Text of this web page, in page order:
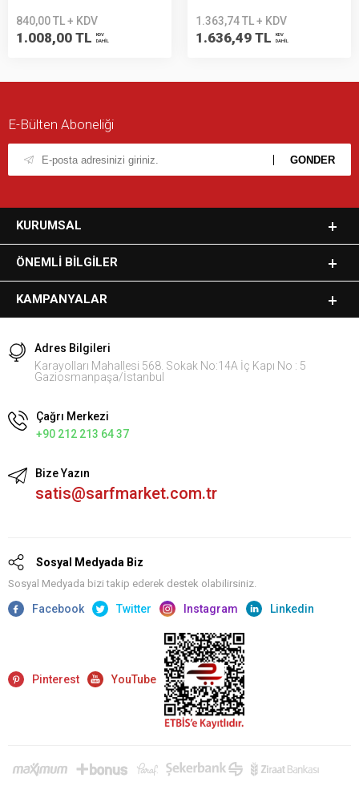
840,00 TL + KDV
1.008,00 TL
KDV
DAHİL
1.363,74 TL + KDV
1.636,49 TL
KDV
DAHİL
E-Bülten Aboneliği
KURUMSAL
ÖNEMLI BILGILER
KAMPANYALAR
Adres Bilgileri
Karayolları Mahallesi 568. Sokak No:14A İç Kapı No : 5
Gaziosmanpaşa/İstanbul
Çağrı Merkezi
+90 212 213 64 37
Bize Yazın
satis@sarfmarket.com.tr
Sosyal Medyada Biz
Sosyal Medyada bizi takip ederek destek olabilirsiniz.
Facebook Twitter Instagram Linkedin
Pinterest YouTube